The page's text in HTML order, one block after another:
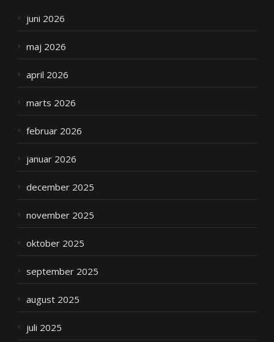
juni 2026
maj 2026
april 2026
marts 2026
februar 2026
januar 2026
december 2025
november 2025
oktober 2025
september 2025
august 2025
juli 2025